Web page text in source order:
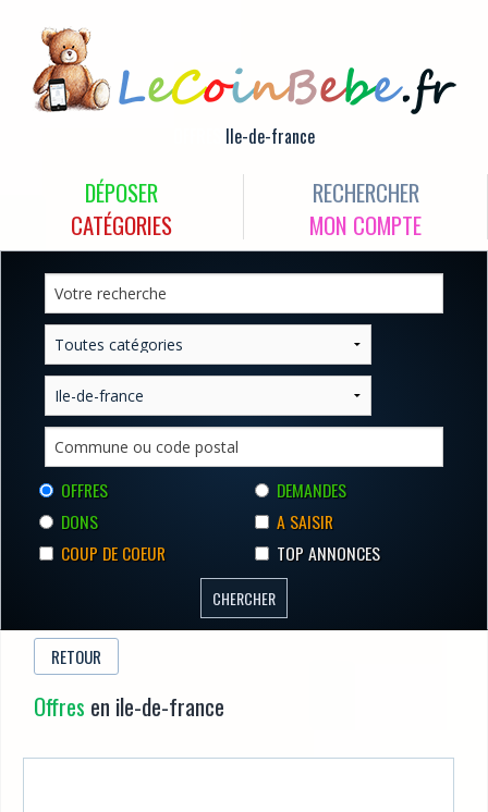
Ile-de-france
DÉPOSER
RECHERCHER
CATÉGORIES
MON COMPTE
OFFRES
DEMANDES
DONS
A SAISIR
COUP DE COEUR
TOP ANNONCES
RETOUR
Offres en ile-de-france